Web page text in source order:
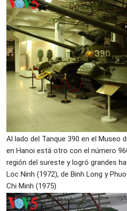
Al lado del Tanque 390 en el Museo
en Hanoi está otro con el número
región del sureste y logró grandes
Loc Ninh (1972), de Binh Long y
Chi Minh (1975)